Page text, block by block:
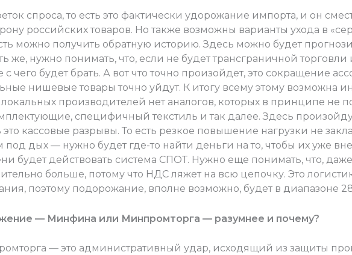
спроса, то есть это фактически удорожание импорта, и он
российских товаров. Но также возможны варианты ухода в
можно получить обратную историю. Здесь можно будет
же, нужно понимать, что, если не будет трансграничной торговли
с чего будет брать. А вот что точно произойдет, это сокращение
нишевые товары точно уйдут. К итогу всему этому возможна
локальных производителей нет аналогов, которых в принципе не
специфичный текстиль и так далее. Здесь
кассовые разрывы. То есть резкое повышение нагрузки не
под дых — нужно будет где-то найти деньги на то, чтобы их уже
будет действовать система СПОТ. Нужно еще понимать, что,
больше, потому что НДС ляжет на всю цепочку. Это
поэтому подорожание, вполне возможно, будет в диапазоне
— Минфина или Минпромторга — разумнее и почему?
— это административный удар, исходящий из защиты